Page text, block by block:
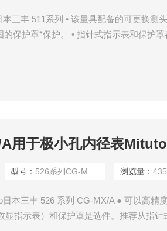
三丰 511系列 • 该量具配备的可更换测
的保护罩*保护。 • 指针式指示表和保护
• 环规可选，用于测量前，帮助准确设置
型号： 526系列CG-MX/A 浏览量：
本三丰 526 系列 CG-MX/A ● 可以高精
显指示表）和保护罩是选件。推荐从指针